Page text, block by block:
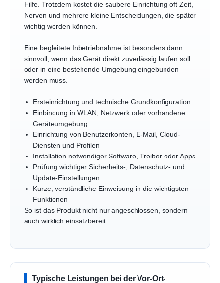
Hilfe. Trotzdem kostet die saubere Einrichtung oft Zeit,
Nerven und mehrere kleine Entscheidungen, die später
wichtig werden können.
Eine begleitete Inbetriebnahme ist besonders dann
sinnvoll, wenn das Gerät direkt zuverlässig laufen soll
oder in eine bestehende Umgebung eingebunden
werden muss.
Ersteinrichtung und technische Grundkonfiguration
Einbindung in WLAN, Netzwerk oder vorhandene
Geräteumgebung
Einrichtung von Benutzerkonten, E-Mail, Cloud-
Diensten und Profilen
Installation notwendiger Software, Treiber oder Apps
Prüfung wichtiger Sicherheits-, Datenschutz- und
Update-Einstellungen
Kurze, verständliche Einweisung in die wichtigsten
Funktionen
So ist das Produkt nicht nur angeschlossen, sondern
auch wirklich einsatzbereit.
Typische Leistungen bei der Vor-Ort-